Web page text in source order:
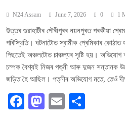
N24 Assam June 7, 2026 0 1
উত্তৰ গুৱাহাটীৰ গৌৰীপুৰৰ নয়নপুৰত পৰকীয়া
পৰিস্থিতি। ঘটনাটোত স্বামীক প্ৰেমিকাৰ
পিছতেই অঞ্চলটোত চাঞ্চল্যৰ সৃষ্টি হয়। অভিযোগ
চম্পক বৈশ্যই নিজৰ পত্নী আৰু দুজন সন্তানক
জড়িত হৈ আছিল। পত্নীৰ অভিযোগ মতে, তেওঁ
Facebook
Mastodon
Email